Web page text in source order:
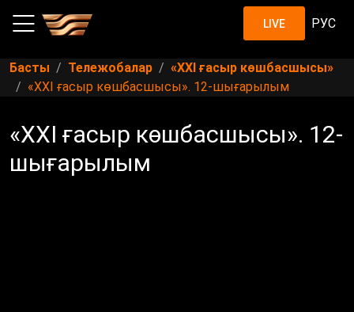
LIVE РУС
Басты Тележобалар
«XXI ғасыр көшбасшысы»
«ХХІ ғасыр көшбасшысы». 12-шығарылым
«ХХІ ғасыр көшбасшысы». 12-
шығарылым